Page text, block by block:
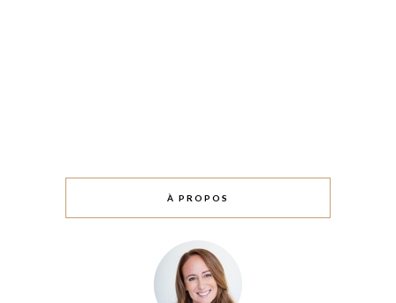
À PROPOS